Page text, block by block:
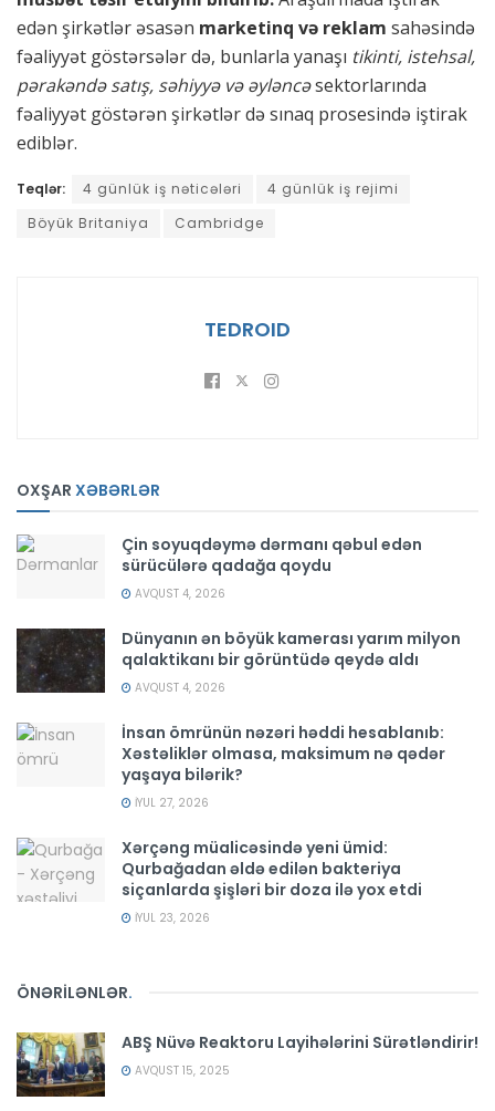
edən şirkətlər əsasən marketinq və reklam sahəsində
fəaliyyət göstərsələr də, bunlarla yanaşı tikinti, istehsal,
pərakəndə satış, səhiyyə və əyləncəsektorlarında
fəaliyyət göstərən şirkətlər də sınaq prosesində iştirak
ediblər.
Teqlər: 4 günlük iş nəticələri
4 günlük iş rejimi
Böyük Britaniya
Cambridge
TEDROID
OXŞAR XƏBƏRLƏR
Çin soyuqdəymə dərmanı qəbul edən
sürücülərə qadağa qoydu
AVQUST 4, 2026
Dünyanın ən böyük kamerası yarım milyon
qalaktikanı bir görüntüdə qeydə aldı
AVQUST 4, 2026
İnsan ömrünün nəzəri həddi hesablanıb:
Xəstəliklər olmasa, maksimum nə qədər
yaşaya bilərik?
İYUL 27, 2026
Xərçəng müalicəsində yeni ümid:
Qurbağadan əldə edilən bakteriya
siçanlarda şişləri bir doza ilə yox etdi
İYUL 23, 2026
ÖNƏRİLƏNLƏR.
ABŞ Nüvə Reaktoru Layihələrini Sürətləndirir!
AVQUST 15, 2025